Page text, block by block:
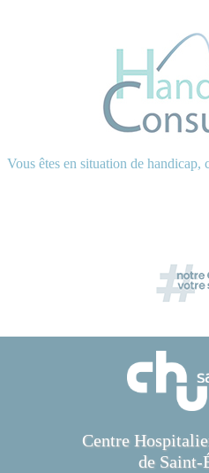
Vous êtes en situation de handicap,
Centre
de Saint-